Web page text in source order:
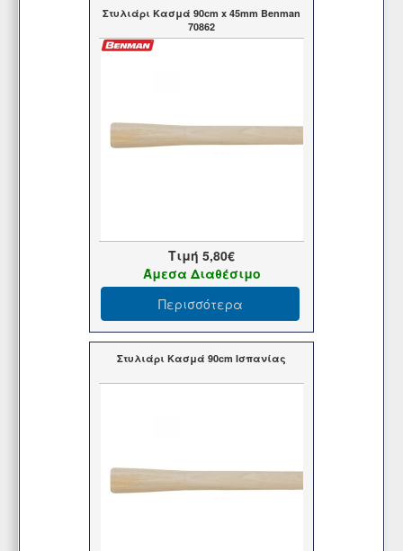
Στυλιάρι Κασμά 90cm x 45mm Benman
70862
Τιμή 5,80€
Άμεσα Διαθέσιμο
Περισσότερα
Στυλιάρι Κασμά 90cm Ισπανίας